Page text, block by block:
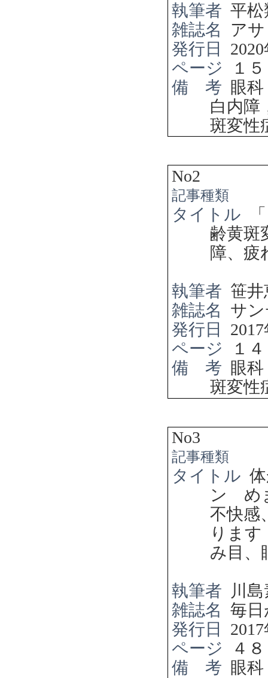
執筆者 平松
雑誌名
ア
発行日
2020
ページ
１
備 考 眼
白内障
斑変性
No2
記事種類
タイトル
齢黄斑
障、疲
執筆者 笹
雑誌名
サ
発行日
2017
ページ
１
備 考 眼
斑変性
No3
記事種類
タイトル
ン め
不快感
りま
み目、
執筆者
川
雑誌名 毎日
発行日
2017
ページ
４
備 考 眼